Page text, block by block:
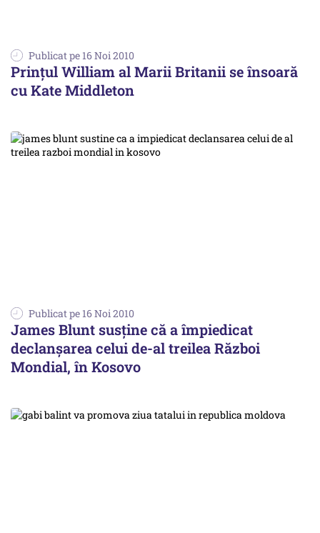
Publicat pe 16 Noi 2010
Prințul William al Marii Britanii se însoară
cu Kate Middleton
Publicat pe 16 Noi 2010
James Blunt susţine că a împiedicat
declanșarea celui de-al treilea Război
Mondial, în Kosovo